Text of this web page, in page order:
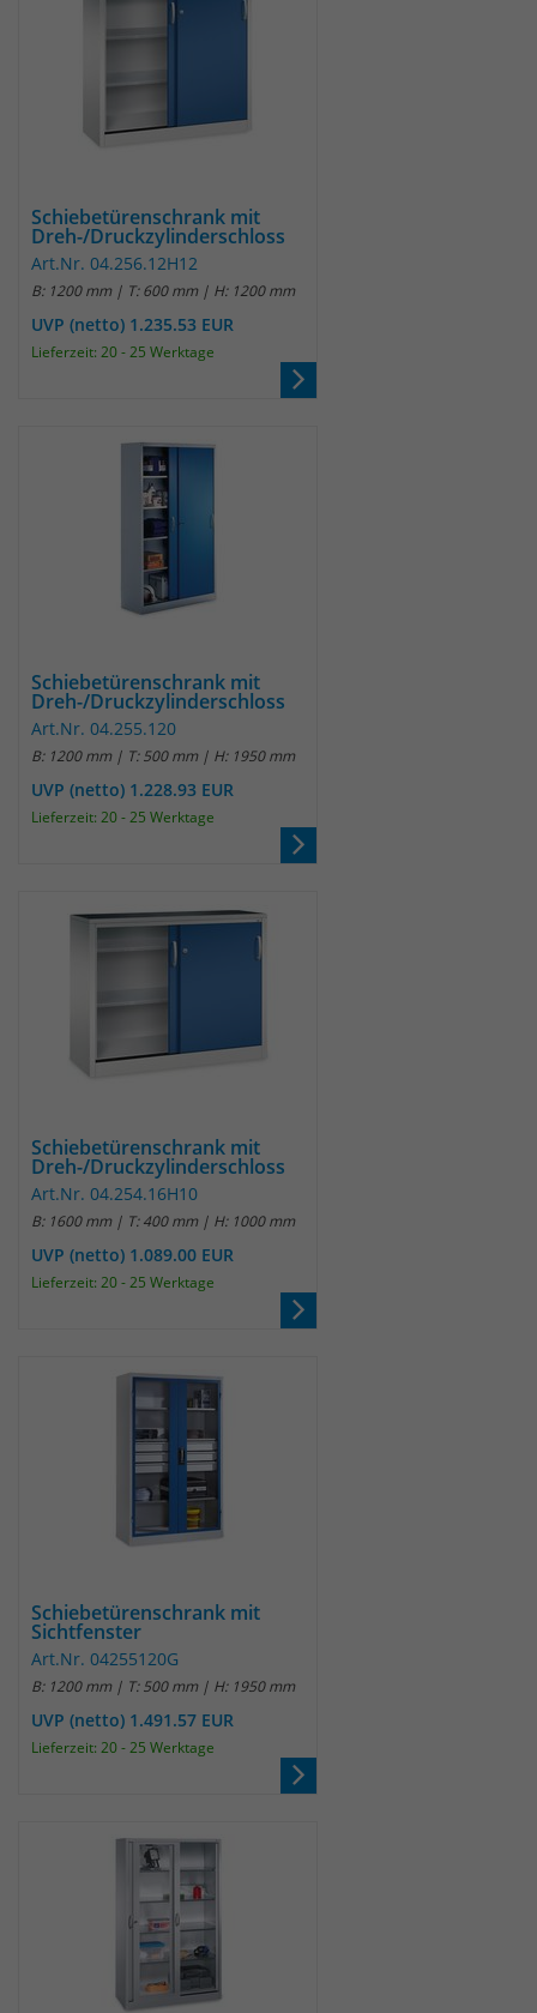
Schiebetürenschrank mit
Dreh-/Druckzylinderschloss
Art.Nr. 04.256.12H12
B: 1200 mm | T: 600 mm | H: 1200 mm
UVP (netto) 1.235.53 EUR
Lieferzeit: 20 - 25 Werktage
Schiebetürenschrank mit
Dreh-/Druckzylinderschloss
Art.Nr. 04.255.120
B: 1200 mm | T: 500 mm | H: 1950 mm
UVP (netto) 1.228.93 EUR
Lieferzeit: 20 - 25 Werktage
Schiebetürenschrank mit
Dreh-/Druckzylinderschloss
Art.Nr. 04.254.16H10
B: 1600 mm | T: 400 mm | H: 1000 mm
UVP (netto) 1.089.00 EUR
Lieferzeit: 20 - 25 Werktage
Schiebetürenschrank mit
Sichtfenster
Art.Nr. 04255120G
B: 1200 mm | T: 500 mm | H: 1950 mm
UVP (netto) 1.491.57 EUR
Lieferzeit: 20 - 25 Werktage